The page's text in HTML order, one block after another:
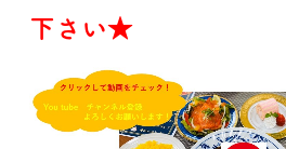
下さい★